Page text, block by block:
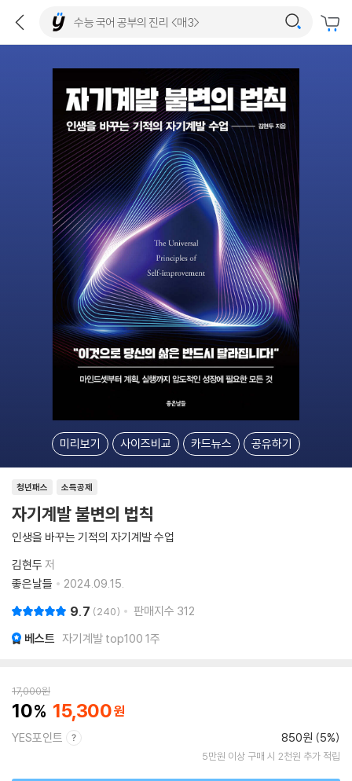
미리보기 사이즈비교 카드뉴스 공유하기
소득공제
청년패스
자기계발 불변의 법칙
인생을 바꾸는 기적의 자기계발 수업
김현두 저
좋은날들
2024.09.15.
9.7 240 판매지수 312
베스트 자기계발 top100 1주
17,000원
10 15,300
YES포인트 850원 (5%)
5만원 이상 구매 시 2천원 추가 적립